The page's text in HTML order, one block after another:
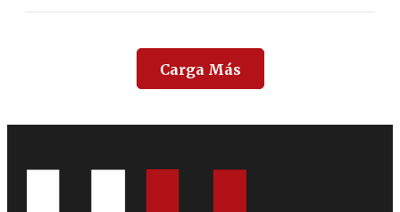
Carga Más